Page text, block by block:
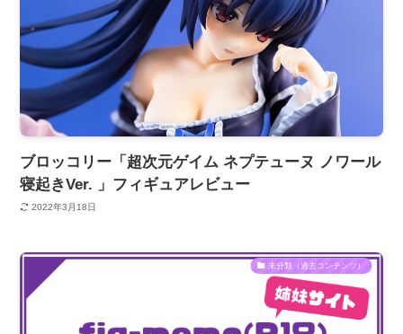
ブロッコリー「超次元ゲイム ネプテューヌ ノワール
寝起きVer. 」フィギュアレビュー
2022年3月18日
未分類（過去コンテンツ）